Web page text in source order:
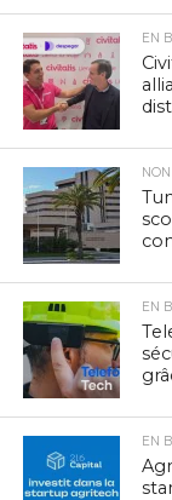
EN
EN
EN